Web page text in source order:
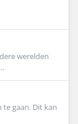
werelden
te gaan. Dit kan